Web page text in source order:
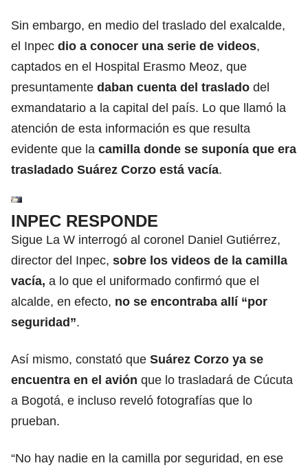
Sin embargo, en medio del traslado del exalcalde,
el Inpec dio a conocer una serie de videos,
captados en el Hospital Erasmo Meoz, que
presuntamente daban cuenta del traslado del
exmandatario a la capital del país. Lo que llamó la
atención de esta información es que resulta
evidente que la camilla donde se suponía que era
trasladado Suárez Corzo está vacía.
INPEC RESPONDE
Sigue La W interrogó al coronel Daniel Gutiérrez,
director del Inpec, sobre los videos de la camilla
vacía, a lo que el uniformado confirmó que el
alcalde, en efecto, no se encontraba allí “por
seguridad”.
Así mismo, constató que Suárez Corzo ya se
encuentra en el avión que lo trasladará de Cúcuta
a Bogotá, e incluso reveló fotografías que lo
prueban.
“No hay nadie en la camilla por seguridad, en ese